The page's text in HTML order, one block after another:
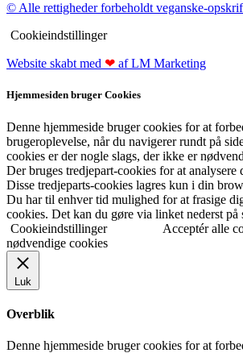
© Alle rettigheder forbeholdt veganske-
Cookieindstillinger
Website skabt med ❤ af LM Marketing
Hjemmesiden bruger Cookies
Denne hjemmeside bruger cookies for at
brugeroplevelse, når du navigerer rundt på
cookies er der nogle slags, der ikke er
Der bruges tredjepart-cookies for at
Disse tredjeparts-cookies lagres kun i din
Du har til enhver tid mulighed for at frasige
cookies. Det kan du gøre via linket nederst på
Cookieindstillinger
Acceptér alle
nødvendige cookies
Luk
Overblik
Denne hjemmeside bruger cookies for at